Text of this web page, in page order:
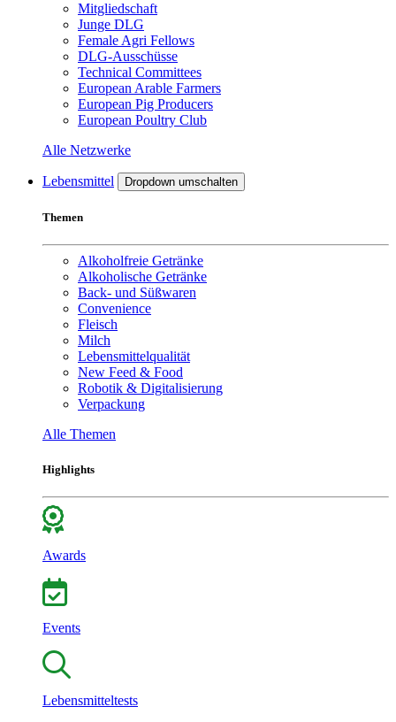
Mitgliedschaft
Junge DLG
Female Agri Fellows
DLG-Ausschüsse
Technical Committees
European Arable Farmers
European Pig Producers
European Poultry Club
Alle Netzwerke
Lebensmittel Dropdown umschalten
Themen
Alkoholfreie Getränke
Alkoholische Getränke
Back- und Süßwaren
Convenience
Fleisch
Milch
Lebensmittelqualität
New Feed & Food
Robotik & Digitalisierung
Verpackung
Alle Themen
Highlights
Awards
Events
Lebensmitteltests